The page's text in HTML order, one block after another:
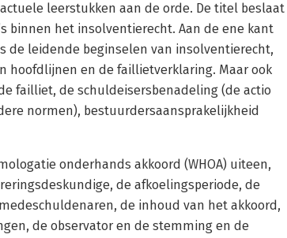
leerstukken aan de orde. De titel beslaat
binnen het insolventierecht. Aan de ene kant
de leidende beginselen van insolventierecht,
hoofdlijnen en de faillietverklaring. Maar ook
failliet, de schuldeisersbenadeling (de actio
normen), bestuurdersaansprakelijkheid
onderhands akkoord (WHOA) uiteen,
de afkoelingsperiode, de
de inhoud van het akkoord,
de observator en de stemming en de